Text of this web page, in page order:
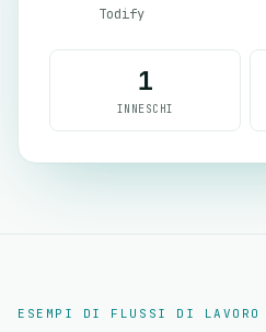
Todify
1
INNESCHI
ESEMPI DI FLUSSI DI LAVORO